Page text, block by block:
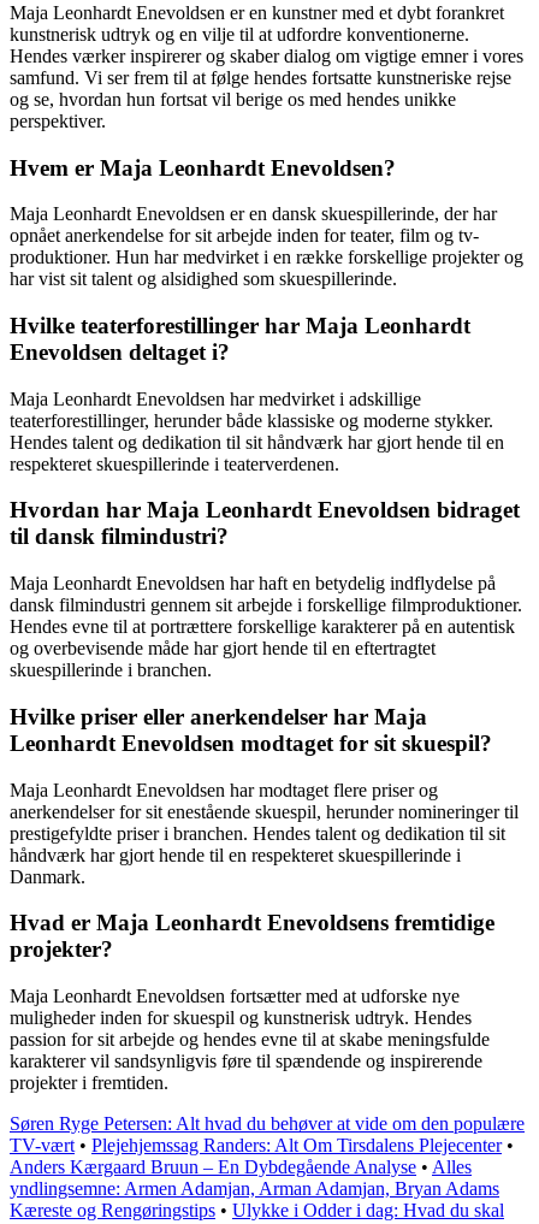
Maja Leonhardt Enevoldsen er en kunstner med et dybt forankret
kunstnerisk udtryk og en vilje til at udfordre konventionerne.
Hendes værker inspirerer og skaber dialog om vigtige emner i vores
samfund. Vi ser frem til at følge hendes fortsatte kunstneriske rejse
og se, hvordan hun fortsat vil berige os med hendes unikke
perspektiver.
Hvem er Maja Leonhardt Enevoldsen?
Maja Leonhardt Enevoldsen er en dansk skuespillerinde, der har
opnået anerkendelse for sit arbejde inden for teater, film og tv-
produktioner. Hun har medvirket i en række forskellige projekter og
har vist sit talent og alsidighed som skuespillerinde.
Hvilke teaterforestillinger har Maja Leonhardt
Enevoldsen deltaget i?
Maja Leonhardt Enevoldsen har medvirket i adskillige
teaterforestillinger, herunder både klassiske og moderne stykker.
Hendes talent og dedikation til sit håndværk har gjort hende til en
respekteret skuespillerinde i teaterverdenen.
Hvordan har Maja Leonhardt Enevoldsen bidraget
til dansk filmindustri?
Maja Leonhardt Enevoldsen har haft en betydelig indflydelse på
dansk filmindustri gennem sit arbejde i forskellige filmproduktioner.
Hendes evne til at portrættere forskellige karakterer på en autentisk
og overbevisende måde har gjort hende til en eftertragtet
skuespillerinde i branchen.
Hvilke priser eller anerkendelser har Maja
Leonhardt Enevoldsen modtaget for sit skuespil?
Maja Leonhardt Enevoldsen har modtaget flere priser og
anerkendelser for sit enestående skuespil, herunder nomineringer til
prestigefyldte priser i branchen. Hendes talent og dedikation til sit
håndværk har gjort hende til en respekteret skuespillerinde i
Danmark.
Hvad er Maja Leonhardt Enevoldsens fremtidige
projekter?
Maja Leonhardt Enevoldsen fortsætter med at udforske nye
muligheder inden for skuespil og kunstnerisk udtryk. Hendes
passion for sit arbejde og hendes evne til at skabe meningsfulde
karakterer vil sandsynligvis føre til spændende og inspirerende
projekter i fremtiden.
Søren Ryge Petersen: Alt hvad du behøver at vide om den populære
TV-vært • Plejehjemssag Randers: Alt Om Tirsdalens Plejecenter•
Anders Kærgaard Bruun – En Dybdegående Analyse • Alles
yndlingsemne: Armen Adamjan, Arman Adamjan, Bryan Adams
Kæreste og Rengøringstips • Ulykke i Odder i dag: Hvad du skal